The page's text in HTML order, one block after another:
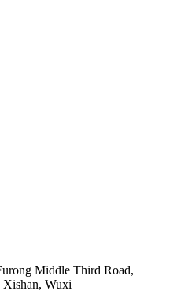
Middle Third Road,
Xishan, Wuxi